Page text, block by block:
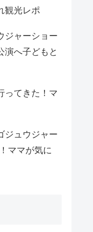
観光レポ
ジャーショー
演へ子どもと
ってきた！マ
ジュウジャー
ママが気に